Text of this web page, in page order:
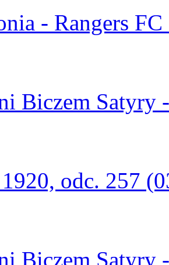
- Rangers
Biczem Satyry
odc. 257
Biczem Satyry